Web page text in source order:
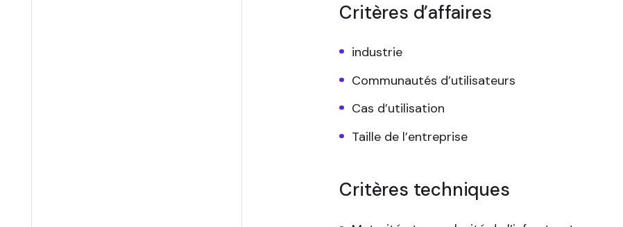
Critères d’affaires
industrie
Communautés d’utilisateurs
Cas d’utilisation
Taille de l’entreprise
Critères techniques